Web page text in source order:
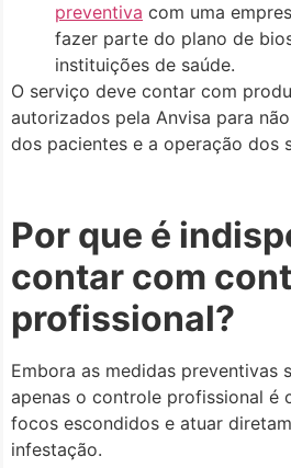
preventiva com uma
fazer parte do plano de
instituições de saúde.
O serviço deve contar com
autorizados pela Anvisa para
dos pacientes e a operação dos
Por que é
contar com
profissional?
Embora as medidas preventivas
apenas o controle profissional é
focos escondidos e atuar
infestação.